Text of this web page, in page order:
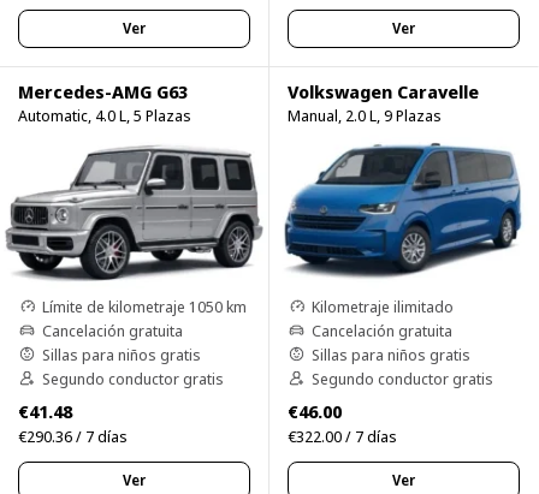
Ver Ver
Mercedes-AMG G63
Automatic, 4.0 L, 5 Plazas
Límite de kilometraje 1050 km
Cancelación gratuita
Sillas para niños gratis
Segundo conductor gratis
€41.48
€290.36 / 7 días
Ver
Volkswagen Caravelle
Manual, 2.0 L, 9 Plazas
Kilometraje ilimitado
Cancelación gratuita
Sillas para niños gratis
Segundo conductor gratis
€46.00
€322.00 / 7 días
Ver